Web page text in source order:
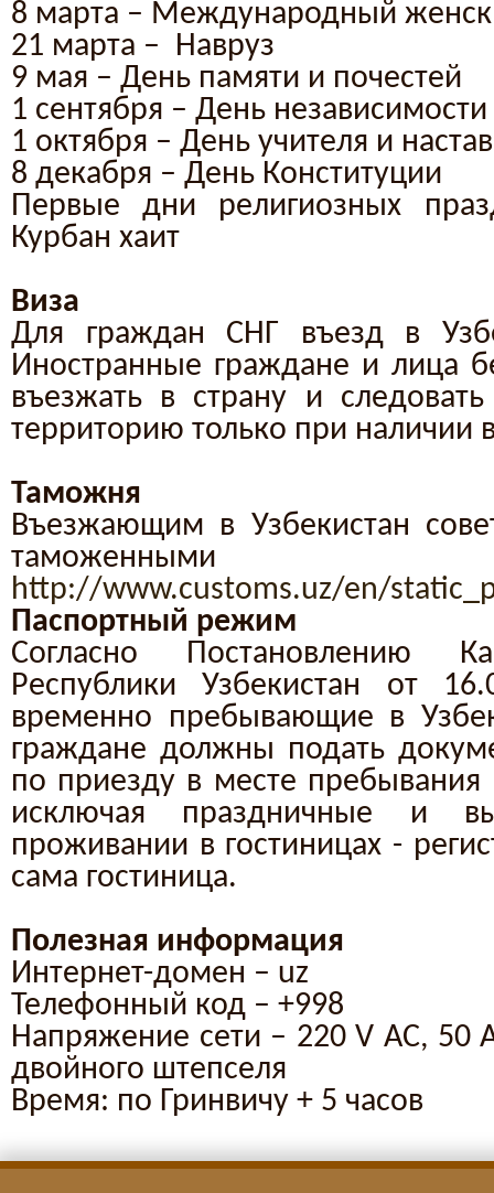
8 марта – Международный
21 марта – Навруз
9 мая – День памяти и почестей
1 сентября – День независимости
1 октября – День учителя и
8 декабря – День Конституции
Первые дни религиозных
Курбан хаит
Виза
Для граждан СНГ въезд в
Иностранные граждане и лица
въезжать в страну и
территорию только при наличии
Таможня
Въезжающим в Узбекистан
таможенными
http://www.customs.uz/en/
Паспортный режим
Согласно Постановлению
Республики Узбекистан от
временно пребывающие в
граждане должны подать
по приезду в месте пребывания
исключая праздничные и
проживании в гостиницах -
сама гостиница.
Полезная информация
Интернет-домен – uz
Телефонный код – +998
Напряжение сети – 220 V AC, 50
двойного штепселя
Время: по Гринвичу + 5 часов